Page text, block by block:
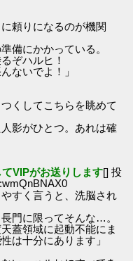
頼りになるのが機関
備にかかっている。
ぞハルヒ！
ないでよ！」
くしてこちらを眺めて
影がひとつ。あれは確
VIPがお送りします[] 投
すく言うと、洗脳され
門に限ってそんな…。
蓋領域に起動不能にま
は十分にあります」